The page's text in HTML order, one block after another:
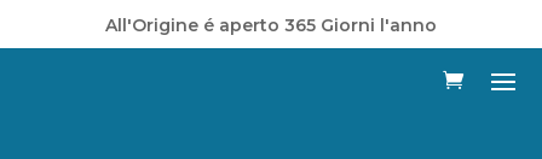
All'Origine é aperto 365 Giorni l'anno